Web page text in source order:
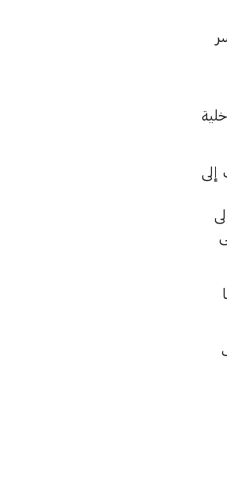
إلى